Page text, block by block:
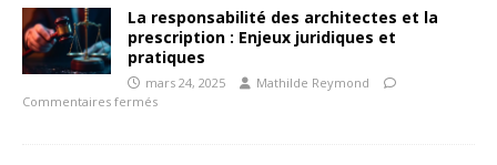
La responsabilité des architectes et la
prescription : Enjeux juridiques et
pratiques
mars 24, 2025
Mathilde Reymond
Commentaires fermés